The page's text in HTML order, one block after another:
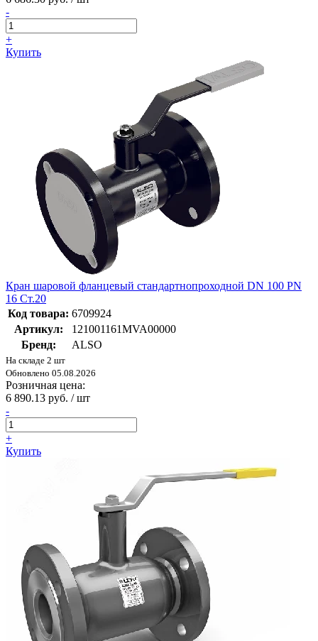
-
+
Купить
Кран шаровой фланцевый стандартнопроходной DN 100 PN
16 Ст.20
Код товара: 6709924
Артикул:
121001161MVA00000
Бренд:
ALSO
На складе 2 шт
Обновлено 05.08.2026
Розничная цена:
6 890.13 руб. / шт
-
+
Купить